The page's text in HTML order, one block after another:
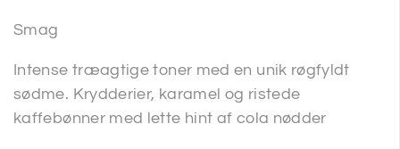
Smag
Intense træagtige toner med en unik røgfyldt
sødme. Krydderier, karamel og ristede
kaffebønner med lette hint af cola nødder